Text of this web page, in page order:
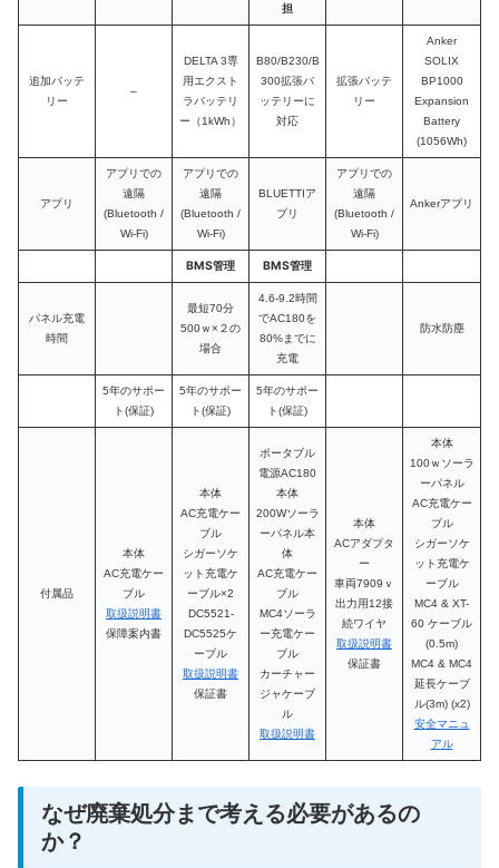
担
追加バッテ
リー
–
DELTA 3専
用エクスト
ラバッテリ
ー（1kWh）
B80/B230/B
300拡張バ
ッテリーに
対応
拡張バッテ
リー
Anker
SOLIX
BP1000
Expansion
Battery
(1056Wh)
アプリ
アプリでの
遠隔
(Bluetooth /
Wi-Fi)
アプリでの
遠隔
(Bluetooth /
Wi-Fi)
BLUETTIア
プリ
アプリでの
遠隔
(Bluetooth /
Wi-Fi)
Ankerアプリ
BMS管理 BMS管理
パネル充電
時間
最短70分
500ｗ×２の
場合
4.6-9.2時間
でAC180を
80%までに
充電
防水防塵
5年のサポー
ト(保証)
5年のサポー
ト(保証)
5年のサポー
ト(保証)
付属品
本体
AC充電ケー
ブル
取扱説明書
保障案内書
本体
AC充電ケー
ブル
シガーソケ
ット充電ケ
ーブル×2
DC5521-
DC5525ケ
ーブル
取扱説明書
保証書
ポータブル
電源AC180
本体
200Wソーラ
ーパネル本
体
AC充電ケー
ブル
MC4ソーラ
ー充電ケー
ブル
カーチャー
ジャケーブ
ル
取扱説明書
本体
ACアダプタ
ー
車両7909ｖ
出力用12接
続ワイヤ
取扱説明書
保証書
本体
100ｗソーラ
ーパネル
AC充電ケー
ブル
シガーソケ
ット充電ケ
ーブル
MC4 & XT-
60 ケーブル
(0.5m)
MC4 & MC4
延長ケーブ
ル(3m) (x2)
安全マニュ
アル
なぜ廃棄処分まで考える必要があるの
か？